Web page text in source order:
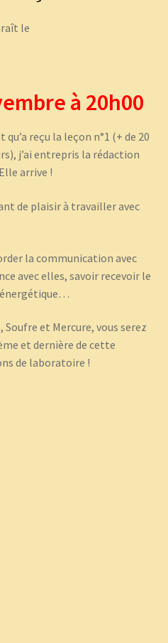
le
à 20h00
reçu la leçon n°1 (+ de 20
j’ai entrepris la rédaction
arrive !
de plaisir à travailler avec
la communication avec
avec elles, savoir recevoir le
Soufre et Mercure, vous serez
et dernière de cette
de laboratoire !